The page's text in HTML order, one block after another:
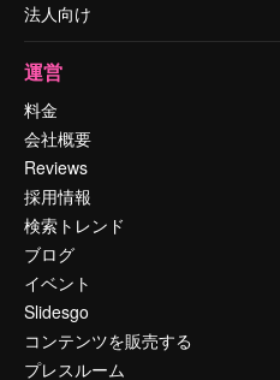
法人向け
運営
料金
会社概要
Reviews
採用情報
検索トレンド
ブログ
イベント
Slidesgo
コンテンツを販売する
プレスルーム